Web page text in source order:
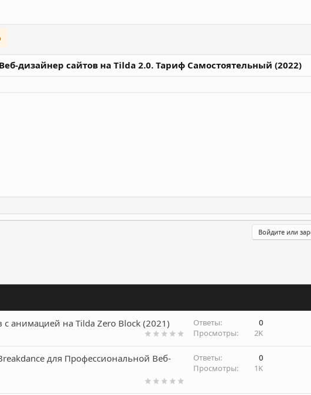
дизайнер сайтов на Tilda 2.0. Тариф Самостоятельный (2022)
Войдите или
анимацией на Tilda Zero Block (2021) Ответы
0
Просмотры
2K
для Профессиональной Веб-
Ответы
0
Просмотры
1K